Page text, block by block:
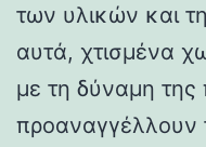
των υλικών και
αυτά, χτισμένα
με τη δύναμη της
προαναγγέλλουν